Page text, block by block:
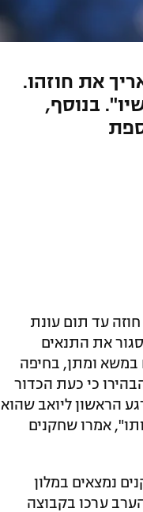
את חוזהו.
בנוסף,
עד תום עונת
לסגור את התנאים
במשא ומתן, בחיפה
כי כעת הכדור
הראשון ליואב שהוא
אמרו שחקנים
נמצאים במלון
ערכו בקבוצה